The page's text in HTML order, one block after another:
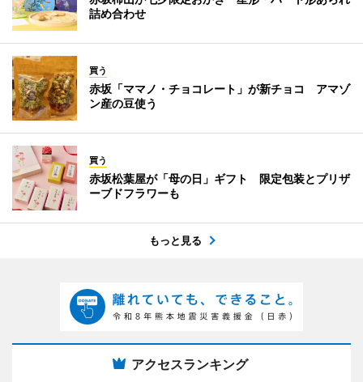
詰め合わせ
買う
赤坂「ママノ・チョコレート」が新チョコ アマゾ
ン産の豆使う
買う
赤坂松葉屋が「母の日」ギフト 限定包装とプリザ
ーブドフラワーも
もっと見る
アクセスランキング